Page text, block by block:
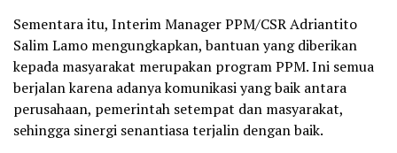
Sementara itu, Interim Manager PPM/CSR Adriantito
Salim Lamo mengungkapkan, bantuan yang diberikan
kepada masyarakat merupakan program PPM. Ini semua
berjalan karena adanya komunikasi yang baik antara
perusahaan, pemerintah setempat dan masyarakat,
sehingga sinergi senantiasa terjalin dengan baik.